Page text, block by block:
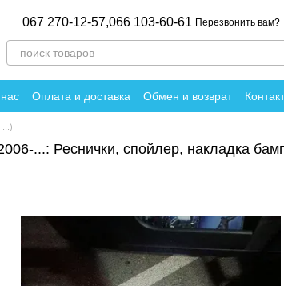
067 270-12-57,066 103-60-61 Перезвонить вам?
Оплата и доставка Обмен и возврат
Отзывы о магазине
...)
...: Реснички, спойлер, накладка